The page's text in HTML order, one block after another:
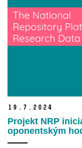
19. 7. 2024
Projekt NRP
oponentským